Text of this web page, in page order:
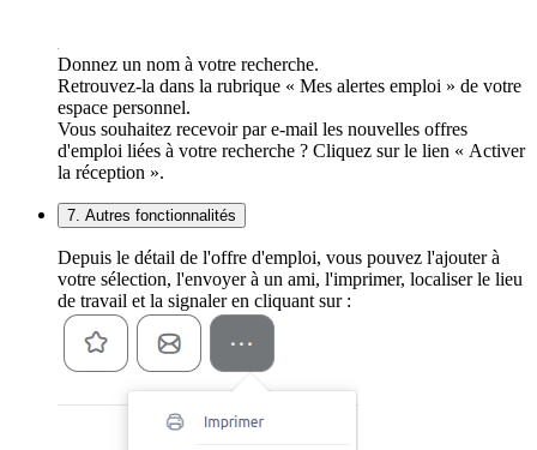
Donnez un nom à votre recherche.
Retrouvez-la dans la rubrique « Mes alertes emploi » de votre
espace personnel.
Vous souhaitez recevoir par e-mail les nouvelles offres
d'emploi liées à votre recherche ? Cliquez sur le lien « Activer
la réception ».
7. Autres fonctionnalités
Depuis le détail de l'offre d'emploi, vous pouvez l'ajouter à
votre sélection, l'envoyer à un ami, l'imprimer, localiser le lieu
de travail et la signaler en cliquant sur :